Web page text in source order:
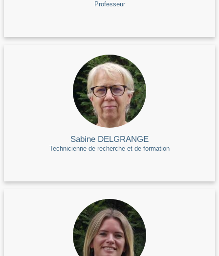
Professeur
Sabine DELGRANGE
Technicienne de recherche et de formation